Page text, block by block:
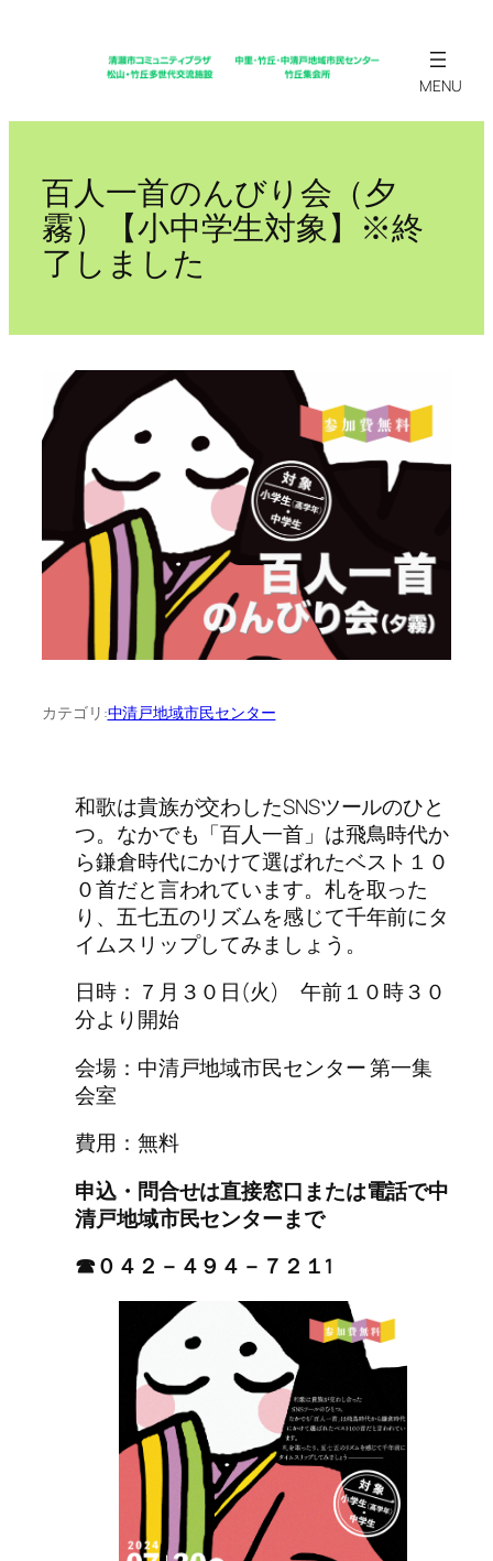
キ
百人一首のんびり会（夕
霧）【小中学生対象】※終
了しました
カテゴリ:中清戸地域市民センター
和歌は貴族が交わしたSNSツールのひと
つ。なかでも「百人一首」は飛鳥時代か
ら鎌倉時代にかけて選ばれたベスト１０
０首だと言われています。札を取った
り、五七五のリズムを感じて千年前にタ
イムスリップしてみましょう。
日時：７月３０日(火) 午前１０時３０
分より開始
会場：中清戸地域市民センター 第一集
会室
費用：無料
申込・問合せは直接窓口または電話で中
清戸地域市民センターまで
☎０４２－４９４－７２１1